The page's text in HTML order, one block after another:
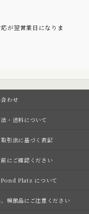
が翌営業日になりま
わせ
・送料について
引法に基づく表記
前にご確認ください
Platz について
模倣品にご注意ください